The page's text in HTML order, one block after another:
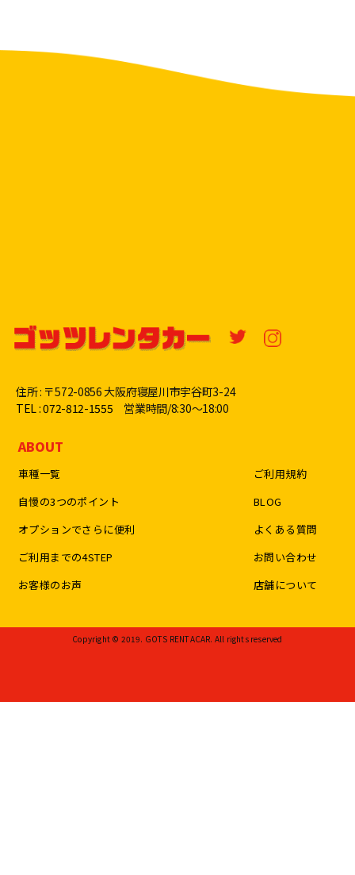
住所 : 〒572-0856 大阪府寝屋川市宇谷町3-24
TEL : 072-812-1555 営業時間/8:30〜18:00
ABOUT
車種一覧
ご利用規約
自慢の3つのポイント
BLOG
オプションでさらに便利
よくある質問
ご利用までの4STEP
お問い合わせ
お客様のお声
店舗について
Copyright © 2019. GOTS RENTACAR. All rights reserved